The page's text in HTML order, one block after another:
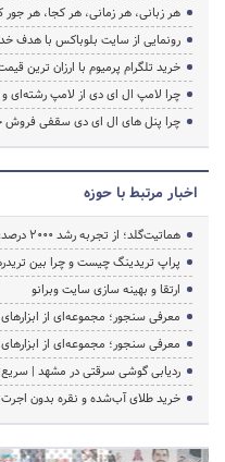
هر زبانی، هر زمانی، هر کجا، هر جور
رونمایی از سایت بلوباکس با هدف
خرید تلگرام پرمیوم با ارزان ترین
چرا لامپ ال ای دی از لامپ
چرا پنل های ال ای دی سقفی فروش
اخبار مرتبط با حوزه
هماتیت‌گلد؛ از تجربه رشد ۲۰۰۰ درصدی تا بحران‌های ناشی از جنگ
پراپ تریدینگ چیست و چرا بین
ارتقا و بهینه سازی سایت وبرانو
معرفی سنجور؛ مجموعه‌ای از
معرفی سنجور؛ مجموعه‌ای از
ردیابی گوشی سرقتی در مشهد |
خرید طلای آب‌شده و نقره بدون